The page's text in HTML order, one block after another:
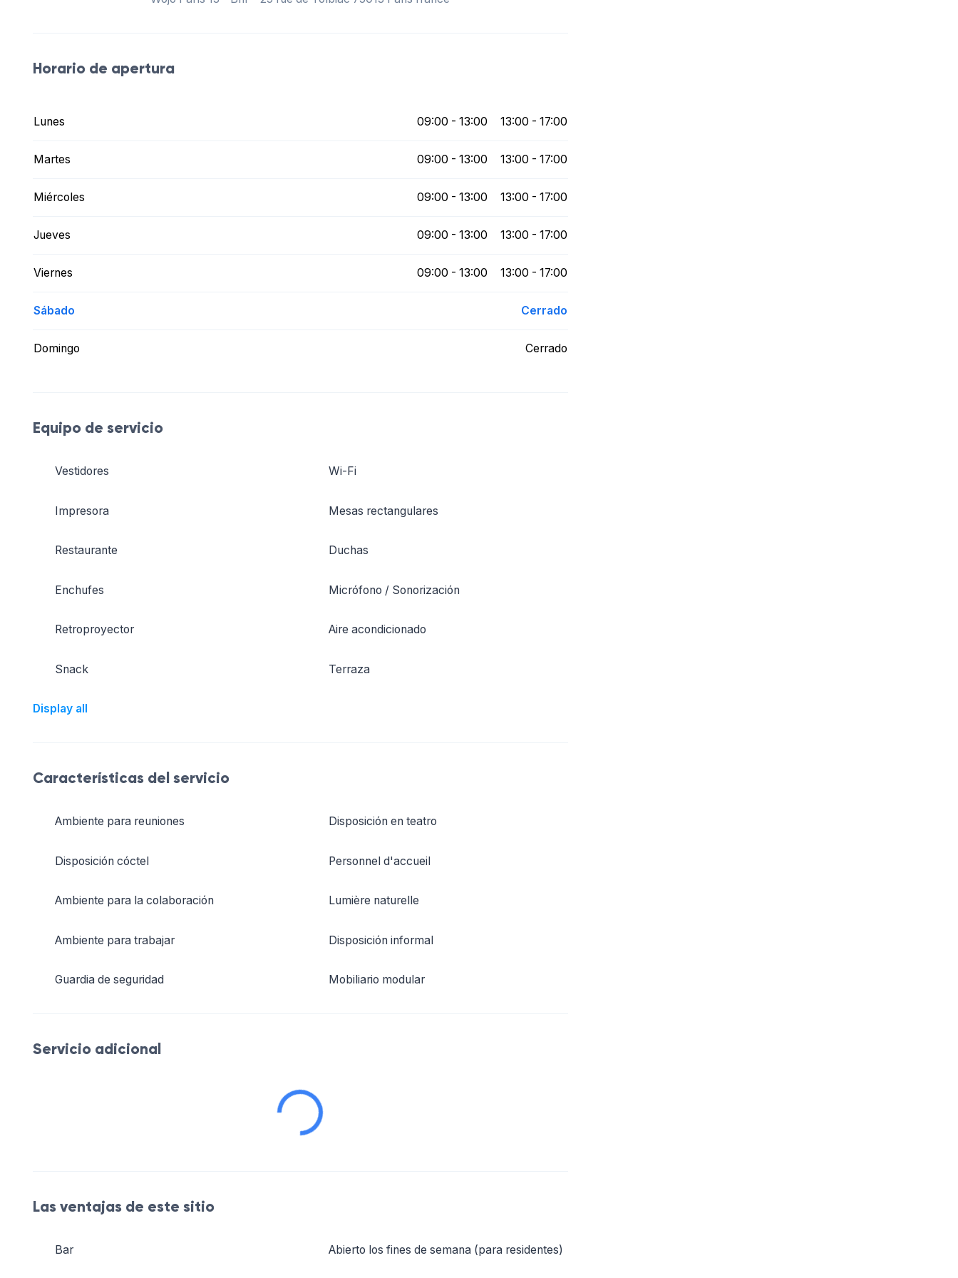
Horario de apertura
Lunes 09:00 - 13:00 13:00 - 17:00
Martes 09:00 - 13:00 13:00 - 17:00
Miércoles 09:00 - 13:00 13:00 - 17:00
Jueves 09:00 - 13:00 13:00 - 17:00
Viernes 09:00 - 13:00 13:00 - 17:00
Sábado Cerrado
Domingo Cerrado
Equipo de servicio
Vestidores
Impresora
Restaurante
Enchufes
Retroproyector
Snack
Wi-Fi
Mesas rectangulares
Duchas
Micrófono / Sonorización
Aire acondicionado
Terraza
Display all
Características del servicio
Ambiente para reuniones
Disposición cóctel
Ambiente para la colaboración
Ambiente para trabajar
Guardia de seguridad
Disposición en teatro
Personnel d'accueil
Lumière naturelle
Disposición informal
Mobiliario modular
Servicio adicional
Las ventajas de este sitio
Bar Abierto los fines de semana (para residentes)